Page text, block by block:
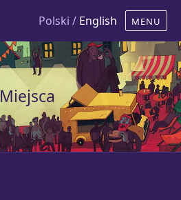
Polski / English
Miejsca